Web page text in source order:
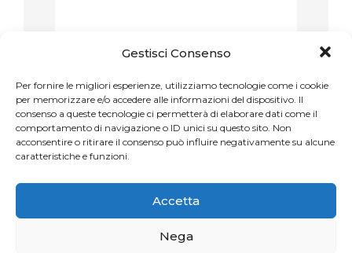
Gestisci Consenso
Per fornire le migliori esperienze, utilizziamo tecnologie come i cookie
per memorizzare e/o accedere alle informazioni del dispositivo. Il
consenso a queste tecnologie ci permetterà di elaborare dati come il
comportamento di navigazione o ID unici su questo sito. Non
acconsentire o ritirare il consenso può influire negativamente su alcune
caratteristiche e funzioni.
Accetta
Nega
Name *